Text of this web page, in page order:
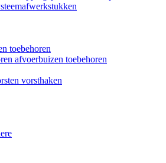
toebehoren
afvoerbuizen toebehoren
vorsthaken